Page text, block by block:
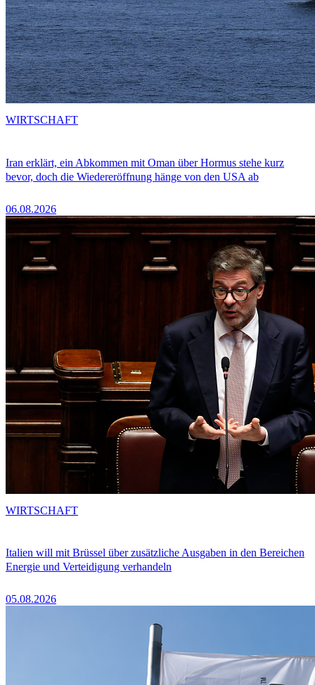
Iran erklärt, ein Abkommen mit Oman über Hormus stehe kurz
bevor, doch die Wiedereröffnung hänge von den USA ab
06.08.2026
WIRTSCHAFT
Italien will mit Brüssel über zusätzliche Ausgaben in den Bereichen
Energie und Verteidigung verhandeln
05.08.2026
WIRTSCHAFT